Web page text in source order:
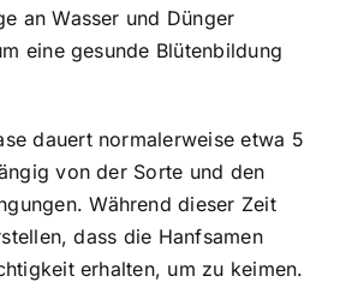
an Wasser und Dünger
eine gesunde Blütenbildung
dauert normalerweise etwa 5
von der Sorte und den
Während dieser Zeit
dass die Hanfsamen
erhalten, um zu keimen.